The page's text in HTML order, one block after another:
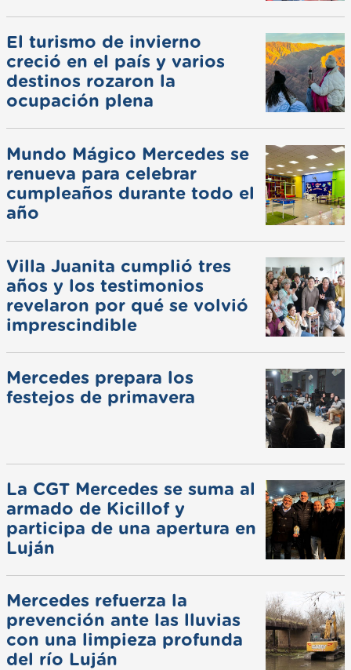
El turismo de invierno
creció en el país y varios
destinos rozaron la
ocupación plena
Mundo Mágico Mercedes se
renueva para celebrar
cumpleaños durante todo el
año
Villa Juanita cumplió tres
años y los testimonios
revelaron por qué se volvió
imprescindible
Mercedes prepara los
festejos de primavera
La CGT Mercedes se suma al
armado de Kicillof y
participa de una apertura en
Luján
Mercedes refuerza la
prevención ante las lluvias
con una limpieza profunda
del río Luján